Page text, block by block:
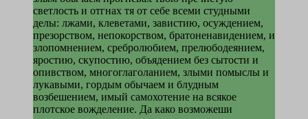
светлость и отгнах тя от себе всеми студными
делы: лжами, клеветами, завистию, осуждением,
презорством, непокорством, братоненавидением, и
злопомнением, сребролюбием, прелюбодеянием,
яростию, скупостию, объядением без сытости и
опивством, многоглаголанием, злыми помыслы и
лукавыми, гордым обычаем и блудным
возбешением, имый самохотение на всякое
плотское вожделение. Да како возможеши